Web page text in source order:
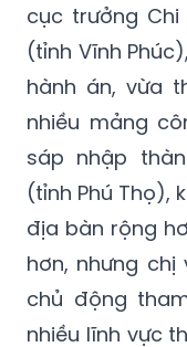
cục trưởng Chi
(tỉnh Vĩnh
hành án, vừa
nhiều mảng
sáp nhập
(tỉnh Phú Thọ),
địa bàn rộng
hơn, nhưng chị
chủ động
nhiều lĩnh vực